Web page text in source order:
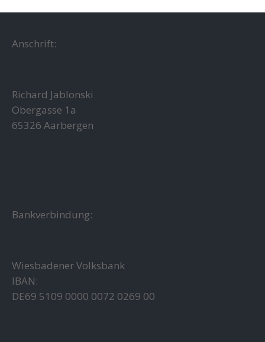
Anschrift:
Richard Jablonski
Obergasse 1a
65326 Aarbergen
Bankverbindung:
Wiesbadener Volksbank
IBAN:
DE69 5109 0000 0072 0269 00